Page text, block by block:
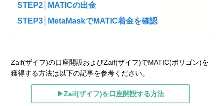
STEP2│MATICの出金
STEP3│MetaMaskでMATIC着金を確認
Zaif(ザイフ)の口座開設およびZaif(ザイフ)でMATIC(ポリゴン)を
獲得する方法は以下の記事を参考ください。
▶Zaif(ザイフ)を口座開設する方法